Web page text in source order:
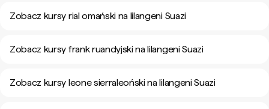
Zobacz kursy rial omański na lilangeni Suazi
Zobacz kursy frank ruandyjski na lilangeni Suazi
Zobacz kursy leone sierraleoński na lilangeni Suazi